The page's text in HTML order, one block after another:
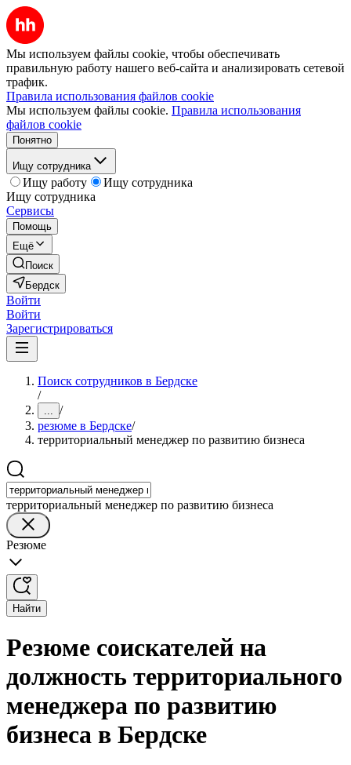
Мы используем файлы cookie, чтобы обеспечивать
правильную работу нашего веб-сайта и анализировать сетевой
трафик.
Правила использования файлов cookie
Мы используем файлы cookie. Правила использования
файлов cookie
Понятно
Ищу сотрудника
Ищу работу
Ищу сотрудника
Ищу сотрудника
Сервисы
Помощь
Ещё
Поиск
Бердск
Войти
Войти
Зарегистрироваться
Поиск сотрудников в Бердске
/
... /
резюме в Бердске/
территориальный менеджер по развитию бизнеса
территориальный менеджер по развитию бизнеса
Резюме
Найти
Резюме соискателей на
должность территориального
менеджера по развитию
бизнеса в Бердске